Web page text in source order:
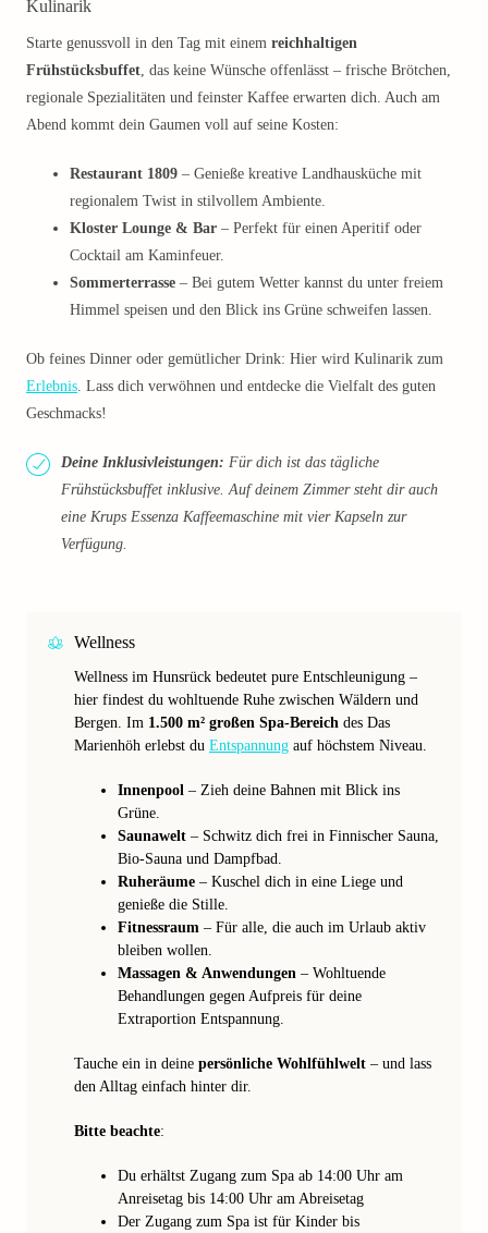
Kulinarik
Starte genussvoll in den Tag mit einem reichhaltigen
Frühstücksbuffet, das keine Wünsche offenlässt – frische Brötchen,
regionale Spezialitäten und feinster Kaffee erwarten dich. Auch am
Abend kommt dein Gaumen voll auf seine Kosten:
Restaurant 1809 – Genieße kreative Landhausküche mit
regionalem Twist in stilvollem Ambiente.
Kloster Lounge & Bar – Perfekt für einen Aperitif oder
Cocktail am Kaminfeuer.
Sommerterrasse – Bei gutem Wetter kannst du unter freiem
Himmel speisen und den Blick ins Grüne schweifen lassen.
Ob feines Dinner oder gemütlicher Drink: Hier wird Kulinarik zum
Erlebnis. Lass dich verwöhnen und entdecke die Vielfalt des guten
Geschmacks!
Deine Inklusivleistungen: Für dich ist das tägliche
Frühstücksbuffet inklusive. Auf deinem Zimmer steht dir auch
eine Krups Essenza Kaffeemaschine mit vier Kapseln zur
Verfügung.
Wellness
Wellness im Hunsrück bedeutet pure Entschleunigung –
hier findest du wohltuende Ruhe zwischen Wäldern und
Bergen. Im 1.500 m² großen Spa-Bereich des Das
Marienhöh erlebst du Entspannung auf höchstem Niveau.
Innenpool – Zieh deine Bahnen mit Blick ins
Grüne.
Saunawelt – Schwitz dich frei in Finnischer Sauna,
Bio-Sauna und Dampfbad.
Ruheräume – Kuschel dich in eine Liege und
genieße die Stille.
Fitnessraum – Für alle, die auch im Urlaub aktiv
bleiben wollen.
Massagen & Anwendungen – Wohltuende
Behandlungen gegen Aufpreis für deine
Extraportion Entspannung.
Tauche ein in deine persönliche Wohlfühlwelt – und lass
den Alltag einfach hinter dir.
Bitte beachte:
Du erhältst Zugang zum Spa ab 14:00 Uhr am
Anreisetag bis 14:00 Uhr am Abreisetag
Der Zugang zum Spa ist für Kinder bis